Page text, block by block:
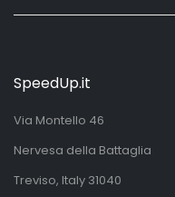
SpeedUp.it
Via Montello 46
Nervesa della Battaglia
Treviso, Italy 31040